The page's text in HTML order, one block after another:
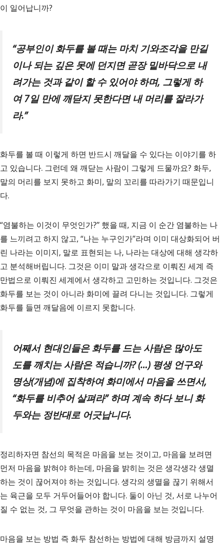
이 일어납니까?
“공부인이 화두를 볼 때는 마치 기와조각을 만길
이나 되는 깊은 못에 던지면 곧장 밑바닥으로 내
려가는 것과 같이 할 수 있어야 하며, 그렇게 하
여7일 만에 깨닫지 못한다면 내 머리를 잘라가
라.”
화두를 볼 때 이렇게 하면 반드시 깨달을 수 있다는 이야기를 하
고 있습니다. 그런데 왜 깨닫는 사람이 그렇게 드물까요? 화두,
말의 머리를 보지 못하고 화미, 말의 꼬리를 따라가기 때문입니
다.
“염불하는 이것이 무엇인가?” 했을 때, 지금 이 순간 염불하는 나
를 느끼려고 하지 않고, “나는 누구인가”라며 이미 대상화되어 버
린 나라는 이미지, 말로 표현되는 나, 나라는 대상에 대해 생각하
고 분석해버립니다. 그것은 이미 말과 생각으로 이뤄진 세계 즉
만법으로 이뤄진 세계에서 생각하고 고민하는 것입니다. 그것은
화두를 보는 것이 아니라 화미에 끌려 다니는 것입니다. 그렇게
화두를 들면 깨달음에 이르지 못합니다.
어째서 현대인들은 화두를 드는 사람은 많아도
도를 깨치는 사람은 적습니까? (…) 평생 언구와
명상(개념)에 집착하여 화미에서 마음을 쓰면서,
“화두를 비추어 살펴라” 하며 계속 하다 보니 화
두와는 정반대로 어긋납니다.
정리하자면 참선의 목적은 마음을 보는 것이고, 마음을 보려면
먼저 마음을 밝혀야 하는데, 마음을 밝히는 것은 생각생각 생멸
하는 것이 끊어져야 하는 것입니다. 생각의 생멸을 끊기 위해서
는 육근을 모두 거두어들어야 합니다. 둘이 아닌 것, 서로 나누어
질 수 없는 것, 그 무엇을 관하는 것이 마음을 보는 것입니다.
마음을 보는 방법 즉 화두 참선하는 방법에 대해 방금까지 설명